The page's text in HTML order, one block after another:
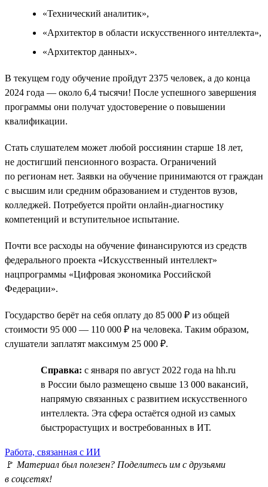
«Технический аналитик»,
«Архитектор в области искусственного интеллекта»,
«Архитектор данных».
В текущем году обучение пройдут 2375 человек, а до конца
2024 года — около 6,4 тысячи! После успешного завершения
программы они получат удостоверение о повышении
квалификации.
Стать слушателем может любой россиянин старше 18 лет,
не достигший пенсионного возраста. Ограничений
по регионам нет. Заявки на обучение принимаются от граждан
с высшим или средним образованием и студентов вузов,
колледжей. Потребуется пройти онлайн-диагностику
компетенций и вступительное испытание.
Почти все расходы на обучение финансируются из средств
федерального проекта «Искусственный интеллект»
нацпрограммы «Цифровая экономика Российской
Федерации».
Государство берёт на себя оплату до 85 000 ₽ из общей
стоимости 95 000 — 110 000 ₽ на человека. Таким образом,
слушатели заплатят максимум 25 000 ₽.
Справка: с января по август 2022 года на hh.ru
в России было размещено свыше 13 000 вакансий,
напрямую связанных с развитием искусственного
интеллекта. Эта сфера остаётся одной из самых
быстрорастущих и востребованных в ИТ.
Работа, связанная с ИИ
🚩 Материал был полезен? Поделитесь им с друзьями
в соцсетях!